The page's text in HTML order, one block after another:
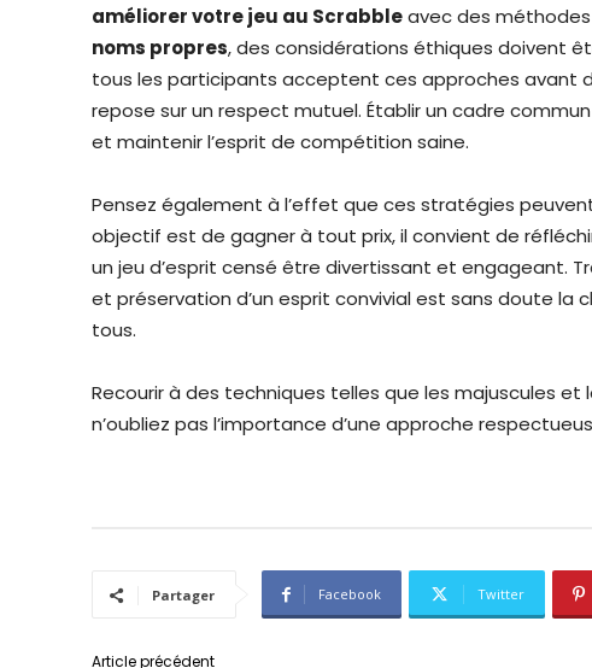
améliorer votre jeu au Scrabbleavec des
noms propres, des considérations éthiques doivent
tous les participants acceptent ces approches avant
repose sur un respect mutuel. Établir un cadre
et maintenir l’esprit de compétition saine.
Pensez également à l’effet que ces stratégies
objectif est de gagner à tout prix, il convient de
un jeu d’esprit censé être divertissant et engageant.
et préservation d’un esprit convivial est sans doute la
tous.
Recourir à des techniques telles que les majuscules
n’oubliez pas l’importance d’une approche
Partager Facebook Twitter
Article précédent